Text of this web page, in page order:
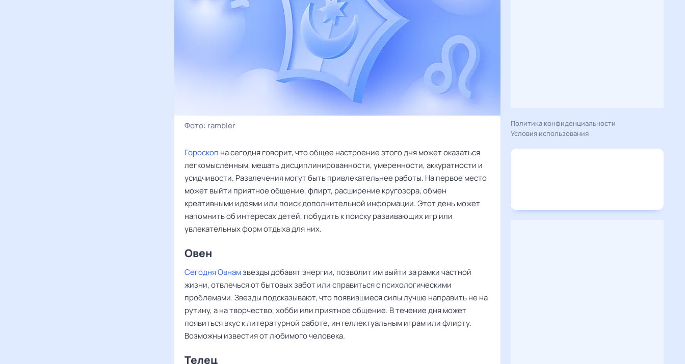
Фото: rambler
Гороскоп на сегодня говорит, что общее настроение этого дня может оказаться
легкомысленным, мешать дисциплинированности, умеренности, аккуратности и
усидчивости. Развлечения могут быть привлекательнее работы. На первое место
может выйти приятное общение, флирт, расширение кругозора, обмен
креативными идеями или поиск дополнительной информации. Этот день может
напомнить об интересах детей, побудить к поиску развивающих игр или
увлекательных форм отдыха для них.
Овен ‌‌
Сегодня Овнамзвезды добавят энергии, позволит им выйти за рамки частной
жизни, отвлечься от бытовых забот или справиться с психологическими
проблемами. Звезды подсказывают, что появившиеся силы лучше направить не на
рутину, а на творчество, хобби или приятное общение. В течение дня может
появиться вкус к литературной работе, интеллектуальным играм или флирту.
Возможны известия от любимого человека.
Телец
Политика конфиденциальности
Условия использования